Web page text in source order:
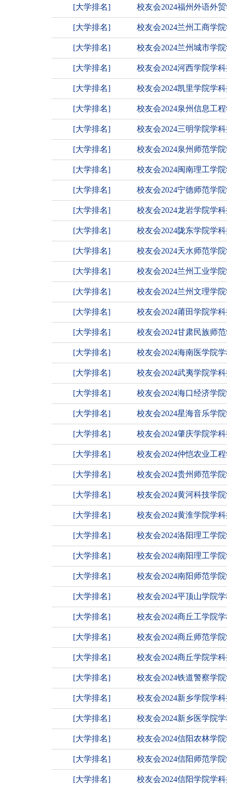
[大学排名] 校友会2024福州外语外
[大学排名] 校友会2024兰州工商学
[大学排名] 校友会2024兰州城市学
[大学排名] 校友会2024河西学院学
[大学排名] 校友会2024凯里学院学
[大学排名] 校友会2024泉州信息工
[大学排名] 校友会2024三明学院学
[大学排名] 校友会2024泉州师范学
[大学排名] 校友会2024闽南理工学
[大学排名] 校友会2024宁德师范学
[大学排名] 校友会2024龙岩学院学
[大学排名] 校友会2024陇东学院学
[大学排名] 校友会2024天水师范学
[大学排名] 校友会2024兰州工业学
[大学排名] 校友会2024兰州文理学
[大学排名] 校友会2024莆田学院学
[大学排名] 校友会2024甘肃民族师
[大学排名] 校友会2024海南医学院
[大学排名] 校友会2024武夷学院学
[大学排名] 校友会2024海口经济学
[大学排名] 校友会2024星海音乐学
[大学排名] 校友会2024肇庆学院学
[大学排名] 校友会2024仲恺农业工
[大学排名] 校友会2024贵州师范学
[大学排名] 校友会2024黄河科技学
[大学排名] 校友会2024黄淮学院学
[大学排名] 校友会2024洛阳理工学
[大学排名] 校友会2024南阳理工学
[大学排名] 校友会2024南阳师范学
[大学排名] 校友会2024平顶山学院
[大学排名] 校友会2024商丘工学院
[大学排名] 校友会2024商丘师范学
[大学排名] 校友会2024商丘学院学
[大学排名] 校友会2024铁道警察学
[大学排名] 校友会2024新乡学院学
[大学排名] 校友会2024新乡医学院
[大学排名] 校友会2024信阳农林学
[大学排名] 校友会2024信阳师范学
[大学排名] 校友会2024信阳学院学